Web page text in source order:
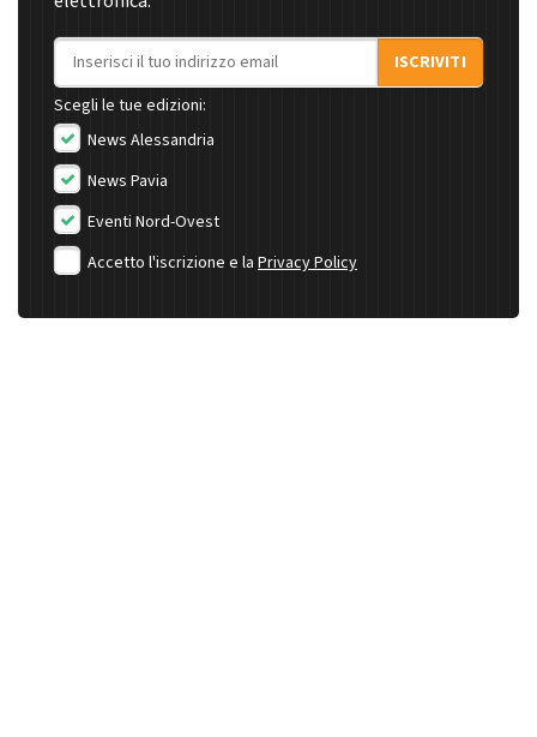
Indirizzo email
ISCRIVITI
Scegli le tue edizioni:
News Alessandria
News Pavia
Eventi Nord-Ovest
Accetto l'iscrizione e la Privacy Policy